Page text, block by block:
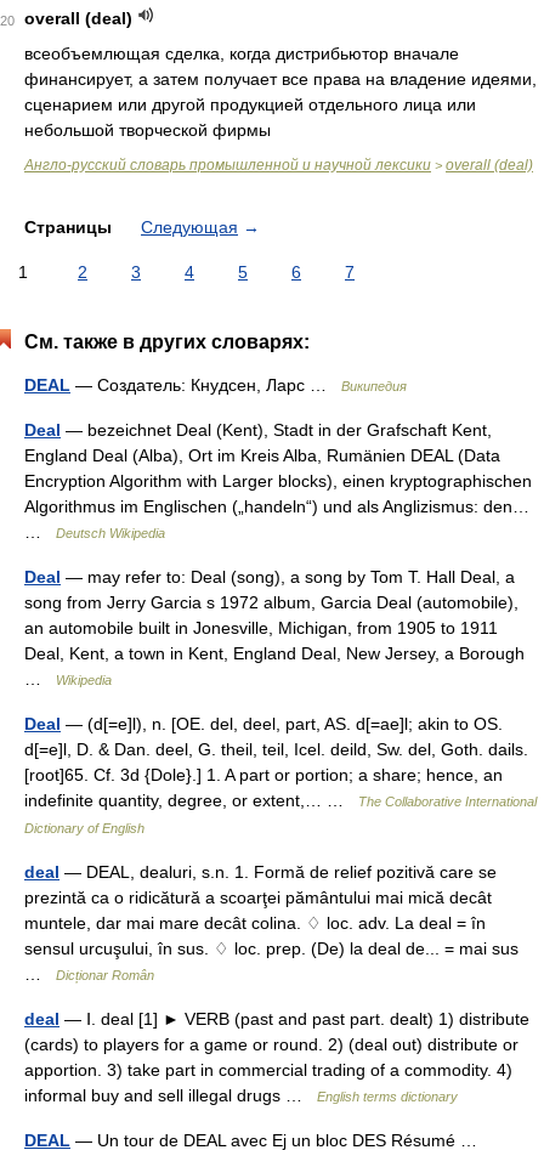
20
overall (deal)
всеобъемлющая сделка, когда дистрибьютор вначале
финансирует, а затем получает все права на владение идеями,
сценарием или другой продукцией отдельного лица или
небольшой творческой фирмы
Англо-русский словарь промышленной и научной лексики > overall (deal)
Страницы Следующая →
1 2 3 4 5 6 7
См. также в других словарях:
DEAL — Создатель: Кнудсен, Ларс … Википедия
Deal — bezeichnet Deal (Kent), Stadt in der Grafschaft Kent,
England Deal (Alba), Ort im Kreis Alba, Rumänien DEAL (Data
Encryption Algorithm with Larger blocks), einen kryptographischen
Algorithmus im Englischen („handeln“) und als Anglizismus: den…
Deutsch Wikipedia
Deal — may refer to: Deal (song), a song by Tom T. Hall Deal, a
song from Jerry Garcia s 1972 album, Garcia Deal (automobile),
an automobile built in Jonesville, Michigan, from 1905 to 1911
Deal, Kent, a town in Kent, England Deal, New Jersey, a Borough
Wikipedia
Deal — (d[=e]l), n. [OE. del, deel, part, AS. d[=ae]l; akin to OS.
d[=e]l, D. & Dan. deel, G. theil, teil, Icel. deild, Sw. del, Goth. dails.
[root]65. Cf. 3d {Dole}.] 1. A part or portion; a share; hence, an
indefinite quantity, degree, or extent,… …
The Collaborative International
Dictionary of English
deal — DEAL, dealuri, s.n. 1. Formă de relief pozitivă care se
prezintă ca o ridicătură a scoarţei pământului mai mică decât
muntele, dar mai mare decât colina. ♢ loc. adv. La deal = în
sensul urcuşului, în sus. ♢ loc. prep. (De) la deal de... = mai sus
Dicționar Român
deal — Ⅰ. deal [1] ► VERB (past and past part. dealt) 1) distribute
(cards) to players for a game or round. 2) (deal out) distribute or
apportion. 3) take part in commercial trading of a commodity. 4)
informal buy and sell illegal drugs …
English terms dictionary
DEAL — Un tour de DEAL avec Ej un bloc DES Résumé …